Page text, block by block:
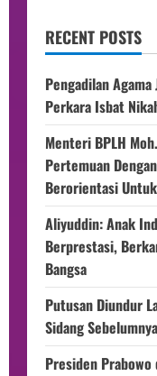
RECENT POSTS
Pengadilan
Perkara Isbat
Menteri BPLH
Pertemuan
Berorientasi
Aliyuddin: Anak
Berprestasi,
Bangsa
Putusan Diundur
Sidang
Presiden Prabowo